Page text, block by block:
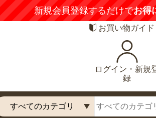
新規会員登録するだけでお得
お買い物ガイド
ログイン・新規
録